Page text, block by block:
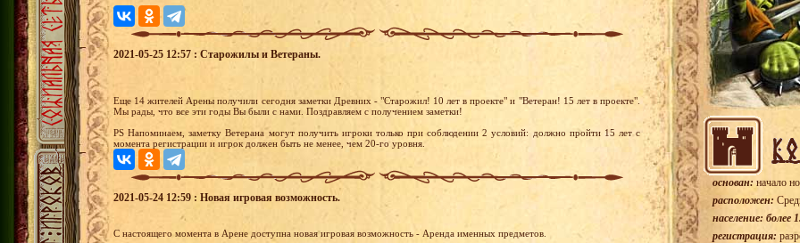
2021-05-25 12:57 : Старожилы и Ветераны.
Еще 14 жителей Арены получили сегодня заметки Древних - "Старожил! 10 лет в проекте" и "Ветеран! 15 лет в проекте".
Мы рады, что все эти годы Вы были с нами. Поздравляем с получением заметки!
PS Напоминаем, заметку Ветерана могут получить игроки только при соблюдении 2 условий: должно пройти 15 лет с
момента регистрации и игрок должен быть не менее, чем 20-го уровня.
2021-05-24 12:59 : Новая игровая возможность.
С настоящего момента в Арене доступна новая игровая возможность - Аренда именных предметов.
основан: начало
расположен:
население: более
регистрация: